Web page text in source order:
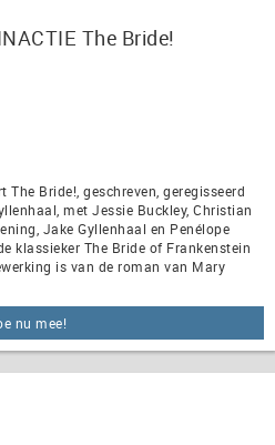
The Bride!
Bride!, geschreven, geregisseerd
met Jessie Buckley, Christian
Jake Gyllenhaal en Penélope
klassieker The Bride of Frankenstein
is van de roman van Mary
nu mee!